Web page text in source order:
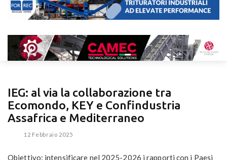
IEG: al via la collaborazione tra
Ecomondo, KEY e Confindustria
Assafrica e Mediterraneo
12 Febbraio 2025
Obiettivo: intensificare nel 2025-2026 i rapporti con i Paesi